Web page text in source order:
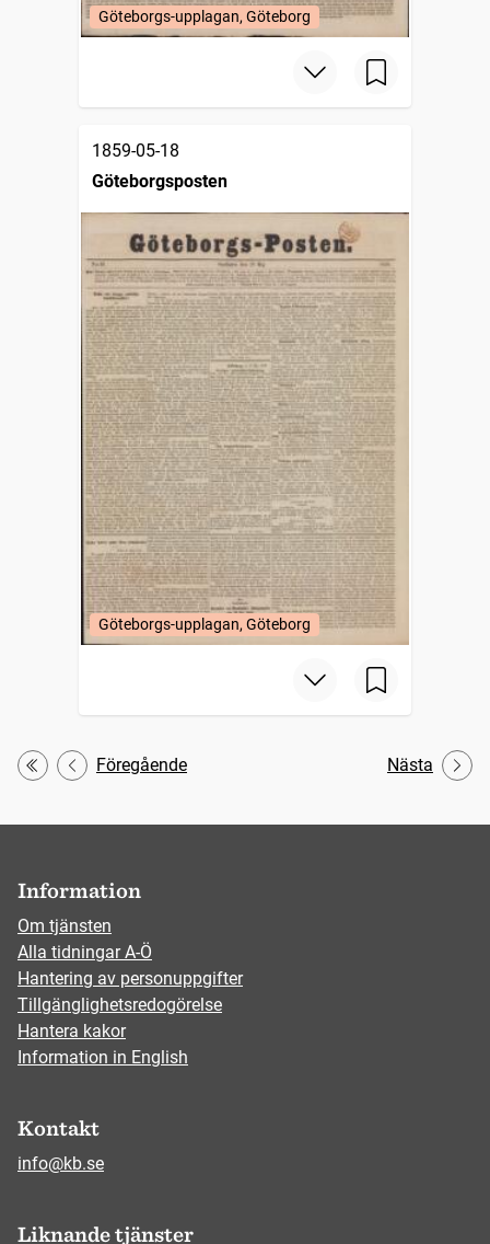
Göteborgs-upplagan, Göteborg
1859-05-18
Göteborgsposten
Göteborgs-upplagan, Göteborg
Första
Föregående Nästa
Information
Om tjänsten
Alla tidningar A-Ö
Hantering av personuppgifter
Tillgänglighetsredogörelse
Hantera kakor
Information in English
Kontakt
info@kb.se
Liknande tjänster